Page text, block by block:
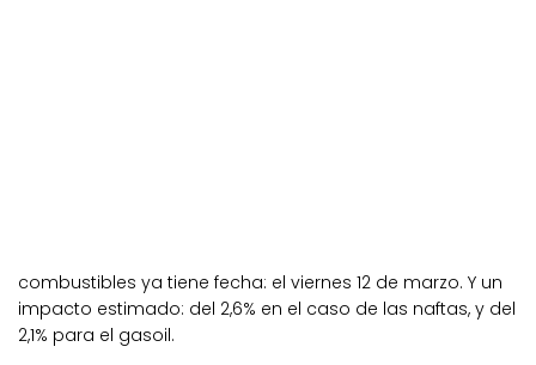
combustibles ya tiene fecha: el viernes 12 de marzo. Y un
impacto estimado: del 2,6% en el caso de las naftas, y del
2,1% para el gasoil.